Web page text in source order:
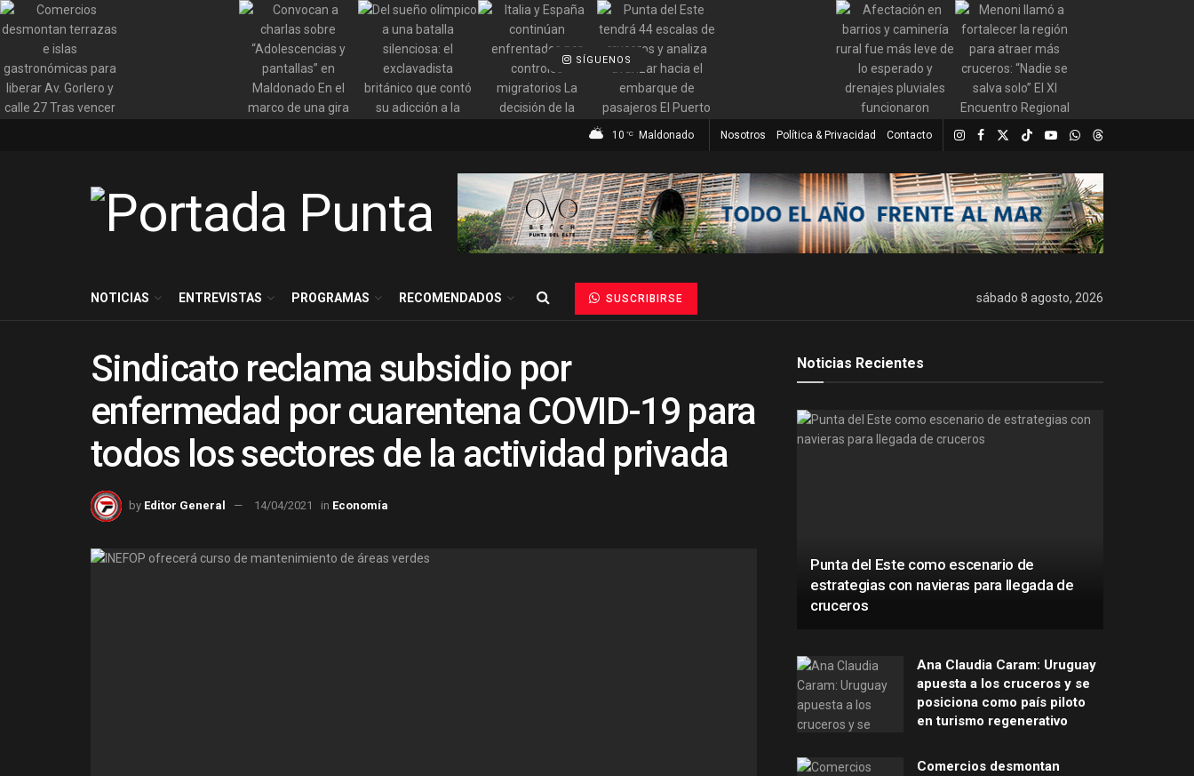
SÍGUENOS
10 °C Maldonado Nosotros Política & Privacidad Contacto
NOTICIAS ENTREVISTAS PROGRAMAS RECOMENDADOS SUSCRIBIRSE sábado 8 agosto, 2026
Sindicato reclama subsidio por
enfermedad por cuarentena COVID-19 para
todos los sectores de la actividad privada
by Editor General 14/04/2021 in Economía
Noticias Recientes
Punta del Este como escenario de
estrategias con navieras para llegada de
cruceros
Ana Claudia Caram: Uruguay
apuesta a los cruceros y se
posiciona como país piloto
en turismo regenerativo
Comercios desmontan